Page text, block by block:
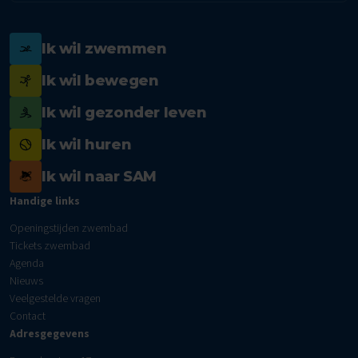
Ik wil zwemmen
Ik wil bewegen
Ik wil gezonder leven
Ik wil huren
Ik wil naar SAM
Handige links
Openingstijden zwembad
Tickets zwembad
Agenda
Nieuws
Veelgestelde vragen
Contact
Adresgegevens